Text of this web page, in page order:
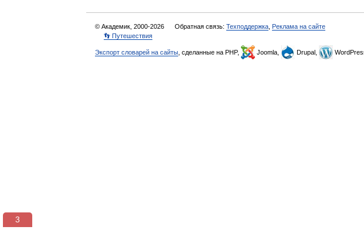
© Академик, 2000-2026 Обратная связь: Техподдержка Реклама на сайте
👣 Путешествия
Экспорт словарей на сайты , сделанные на PHP, Joomla, Drupal,
3